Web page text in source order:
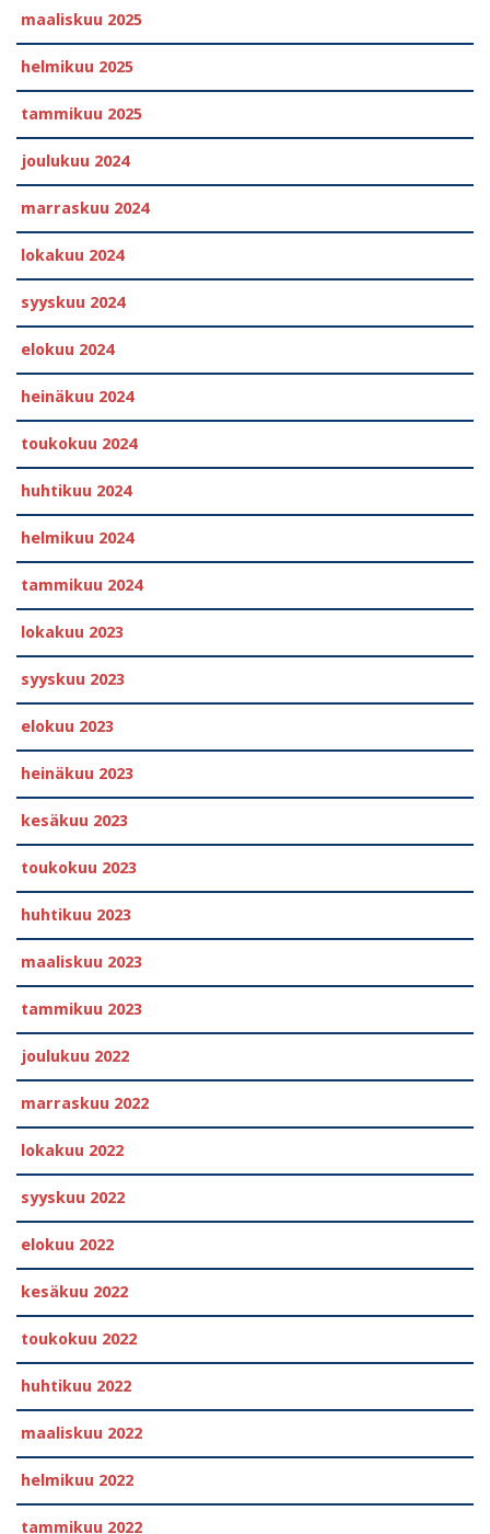
maaliskuu 2025
helmikuu 2025
tammikuu 2025
joulukuu 2024
marraskuu 2024
lokakuu 2024
syyskuu 2024
elokuu 2024
heinäkuu 2024
toukokuu 2024
huhtikuu 2024
helmikuu 2024
tammikuu 2024
lokakuu 2023
syyskuu 2023
elokuu 2023
heinäkuu 2023
kesäkuu 2023
toukokuu 2023
huhtikuu 2023
maaliskuu 2023
tammikuu 2023
joulukuu 2022
marraskuu 2022
lokakuu 2022
syyskuu 2022
elokuu 2022
kesäkuu 2022
toukokuu 2022
huhtikuu 2022
maaliskuu 2022
helmikuu 2022
tammikuu 2022